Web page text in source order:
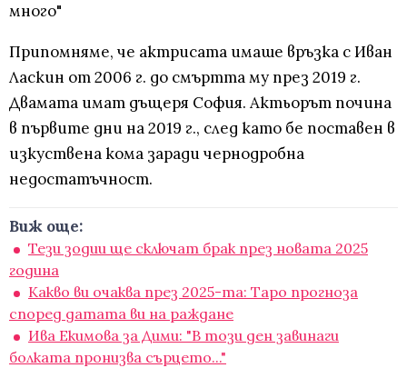
много"
Припомняме, че актрисата имаше връзка с Иван
Ласкин от 2006 г. до смъртта му през 2019 г.
Двамата имат дъщеря София. Актьорът почина
в първите дни на 2019 г., след като бе поставен в
изкуствена кома заради чернодробна
недостатъчност.
Виж още:
Тези зодии ще сключат брак през новата 2025
година
Какво ви очаква през 2025-та: Таро прогноза
според датата ви на раждане
Ива Екимова за Дими: "В този ден завинаги
болката пронизва сърцето..."